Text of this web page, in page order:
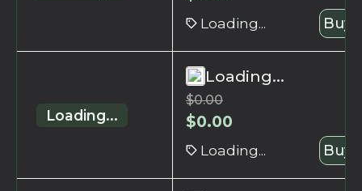
Loading... Buy
Loading...
Loading...
$0.00
$0.00
Loading... Buy